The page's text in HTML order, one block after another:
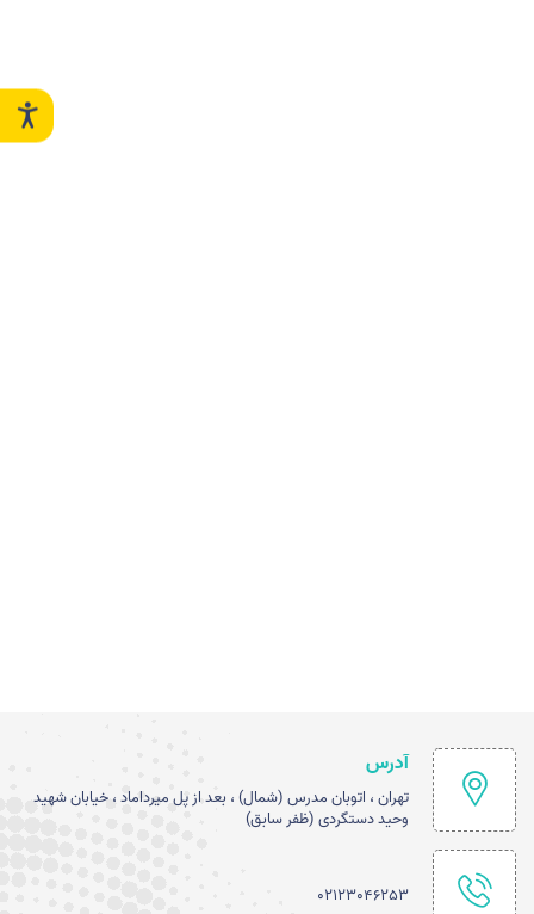
آدرس
تهران ، اتوبان مدرس (شمال) ، بعد از پل میرداماد ، خیابان شهید
وحید دستگردی (ظفر سابق)
02123046253